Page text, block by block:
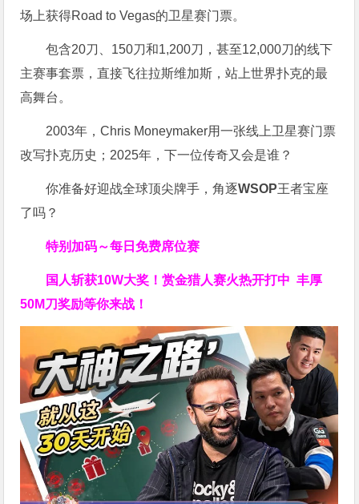
场上获得Road to Vegas的卫星赛门票。
包含20刀、150刀和1,200刀，甚至12,000刀的线下
主赛事套票，直接飞往拉斯维加斯，站上世界扑克的最
高舞台。
2003年，Chris Moneymaker用一张线上卫星赛门票
改写扑克历史；2025年，下一位传奇又会是谁？
你准备好迎战全球顶尖牌手，角逐WSOP王者宝座
了吗？
特别加码～每日免费席位赛
国人斩获10W大奖！赏金猎人赛火热开打中 丰厚
50M刀奖励等你来战！